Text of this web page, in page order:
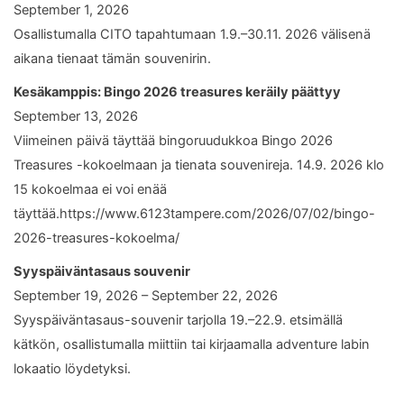
September 1, 2026
Osallistumalla CITO tapahtumaan 1.9.–30.11. 2026 välisenä
aikana tienaat tämän souvenirin.
Kesäkamppis: Bingo 2026 treasures keräily päättyy
September 13, 2026
Viimeinen päivä täyttää bingoruudukkoa Bingo 2026
Treasures -kokoelmaan ja tienata souvenireja. 14.9. 2026 klo
15 kokoelmaa ei voi enää
täyttää.https://www.6123tampere.com/2026/07/02/bingo-
2026-treasures-kokoelma/
Syyspäiväntasaus souvenir
September 19, 2026 – September 22, 2026
Syyspäiväntasaus-souvenir tarjolla 19.–22.9. etsimällä
kätkön, osallistumalla miittiin tai kirjaamalla adventure labin
lokaatio löydetyksi.